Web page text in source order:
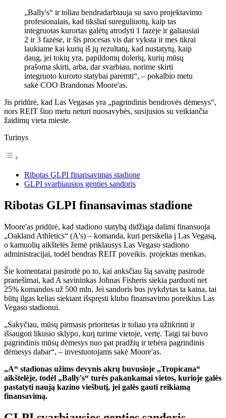
„Bally's“ ir toliau bendradarbiauja su savo projektavimo
profesionalais, kad tiksliai sureguliuotų, kaip tas
integruotas kurortas galėtų atrodyti 1 fazėje ir galiausiai
2 ir 3 fazėse, ir šis procesas vis dar vyksta ir mes tikrai
laukiame kai kurių iš jų rezultatų, kad nustatytų, kaip
daug, jei tokių yra, papildomų dolerių, kurių mūsų
prašoma skirti, arba, dar svarbiau, norime skirti
integruoto kurorto statybai paremti“, – pokalbio metu
sakė COO Brandonas Moore'as.
Jis pridūrė, kad Las Vegasas yra „pagrindinis bendrovės dėmesys“,
nors REIT šiuo metu neturi nuosavybės, susijusios su veikiančia
žaidimų vieta mieste.
Turinys
Ribotas GLPI finansavimas stadione
GLPI svarbiausios genties sandoris
Ribotas GLPI finansavimas stadione
Moore'as pridūrė, kad stadiono statybą didžiąja dalimi finansuoja
„Oakland Athletics“ (A's) – komanda, kuri persikelia į Las Vegasą,
o kamuolių aikštelės žemė priklausys Las Vegaso stadiono
administracijai, todėl bendras REIT poveikis. projektas menkas.
Šie komentarai pasirodė po to, kai anksčiau šią savaitę pasirodė
pranešimai, kad A savininkas Johnas Fisheris siekia parduoti net
25% komandos už 500 mln. Jei sandoris bus įvykdytas ta kaina, tai
būtų ilgas kelias siekiant išspręsti klubo finansavimo poreikius Las
Vegaso stadionui.
„Sakyčiau, mūsų pirmasis prioritetas ir toliau yra užtikrinti ir
išsaugoti likusio sklypo, kurį turime vietoje, vertę. Taigi tai buvo
pagrindinis mūsų dėmesys nuo pat pradžių ir tebėra pagrindinis
dėmesys dabar“, – investuotojams sakė Moore'as.
„A“ stadionas užims devynis akrų buvusioje „Tropicana“
aikštelėje, todėl „Bally's“ turės pakankamai vietos, kurioje galės
pastatyti naują kazino viešbutį, jei galės gauti reikiamą
finansavimą.